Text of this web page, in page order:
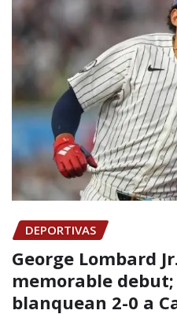
DEPORTIVAS
George Lombard
memorable debut;
blanquean 2-0 a